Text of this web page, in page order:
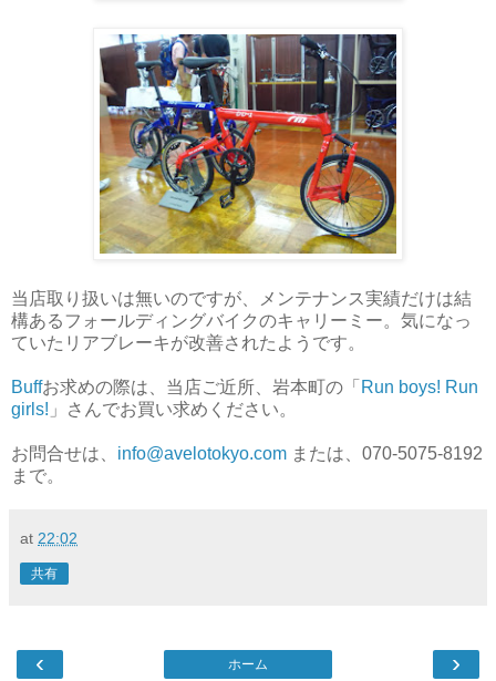
当店取り扱いは無いのですが、メンテナンス実績だけは結
構あるフォールディングバイクのキャリーミー。気になっ
ていたリアブレーキが改善されたようです。
Buffお求めの際は、当店ご近所、岩本町の「 Run boys! Run
girls! 」さんでお買い求めください。
お問合せは、 info@avelotokyo.com または、070-5075-8192
まで。
at 22:02
共有
‹ ›
ホーム